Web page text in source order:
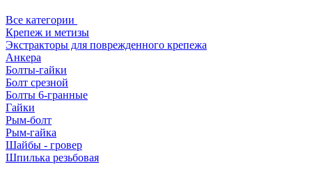
Все категории
Крепеж и метизы
Экстракторы для поврежденного крепежа
Анкера
Болты-гайки
Болт срезной
Болты 6-гранные
Гайки
Рым-болт
Рым-гайка
Шайбы - гровер
Шпилька резьбовая